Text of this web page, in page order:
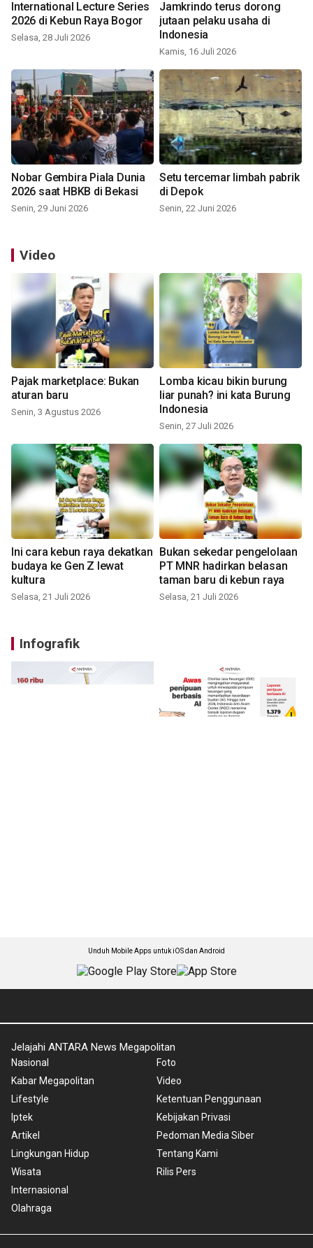
International Lecture Series
2026 di Kebun Raya Bogor
Selasa, 28 Juli 2026
Jamkrindo terus dorong
jutaan pelaku usaha di
Indonesia
Kamis, 16 Juli 2026
Nobar Gembira Piala Dunia
2026 saat HBKB di Bekasi
Senin, 29 Juni 2026
Setu tercemar limbah pabrik
di Depok
Senin, 22 Juni 2026
Video
Pajak marketplace: Bukan
aturan baru
Senin, 3 Agustus 2026
Lomba kicau bikin burung
liar punah? ini kata Burung
Indonesia
Senin, 27 Juli 2026
Ini cara kebun raya dekatkan
budaya ke Gen Z lewat
kultura
Selasa, 21 Juli 2026
Bukan sekedar pengelolaan
PT MNR hadirkan belasan
taman baru di kebun raya
Selasa, 21 Juli 2026
Infografik
Unduh Mobile Apps untuk iOS dan Android
Jelajahi ANTARA News Megapolitan
Nasional
Kabar Megapolitan
Lifestyle
Iptek
Artikel
Lingkungan Hidup
Wisata
Internasional
Olahraga
Foto
Video
Ketentuan Penggunaan
Kebijakan Privasi
Pedoman Media Siber
Tentang Kami
Rilis Pers